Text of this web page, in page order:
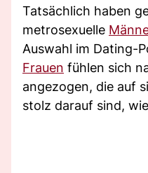
Tatsächlich haben
metrosexuelle
Auswahl im Dating-
Frauen fühlen sich
angezogen, die auf
stolz darauf sind,